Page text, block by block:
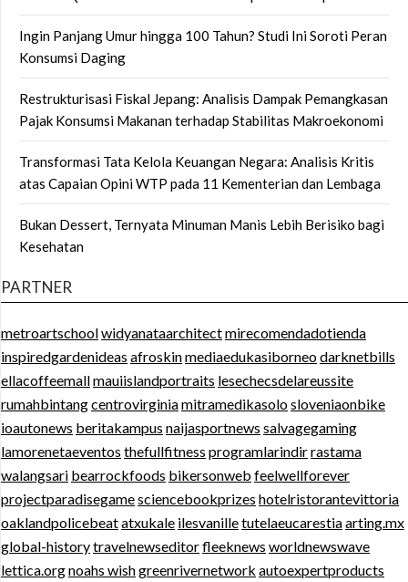
Ingin Panjang Umur hingga 100 Tahun? Studi Ini Soroti Peran
Konsumsi Daging
Restrukturisasi Fiskal Jepang: Analisis Dampak Pemangkasan
Pajak Konsumsi Makanan terhadap Stabilitas Makroekonomi
Transformasi Tata Kelola Keuangan Negara: Analisis Kritis
atas Capaian Opini WTP pada 11 Kementerian dan Lembaga
Bukan Dessert, Ternyata Minuman Manis Lebih Berisiko bagi
Kesehatan
PARTNER
metroartschoolwidyanataarchitectmirecomendadotienda
inspiredgardenideas afroskinmediaedukasiborneodarknetbills
ellacoffeemallmauiislandportraits lesechecsdelareussite
rumahbintangcentrovirginiamitramedikasolosloveniaonbike
ioautonews beritakampus naijasportnews salvagegaming
lamorenetaeventos thefullfitness programlarindirrastama
walangsari bearrockfoods bikersonweb feelwellforever
projectparadisegamesciencebookprizes hotelristorantevittoria
oaklandpolicebeatatxukale ilesvanilletutelaeucarestiaarting.mx
global-historytravelnewseditorfleeknews worldnewswave
lettica.orgnoahs wishgreenrivernetwork autoexpertproducts